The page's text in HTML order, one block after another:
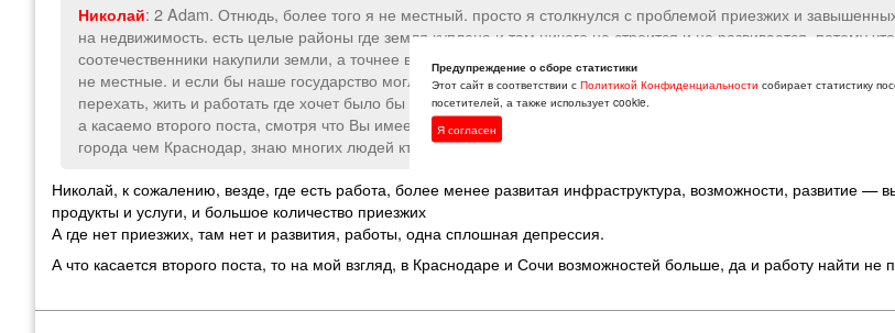
Николай: 2 Adam. Отнюдь, более того я не местный. просто я столкнулся с проблемой приезжих и
на недвижимость. есть целые районы где земля куплена и там ничего не строится и не развивается. потому
соотечественники накупили земли, а точнее вложили ден средства. Собственно говоря и все разводы и
не местные. и если бы наше государство могло бы регулировать договорные отношения таким образом чтобы
перехать, жить и работать где хочет было бы замечательно.
а касаемо второго поста, смотря что Вы имеете ввиду жить! так например тот же Новорос больше подходит под
города чем Краснодар, знаю многих людей кто перехал из Сочи в Краснодар
Николай, к сожалению, везде, где есть работа, более менее развитая инфраструктура, возможности, развитие —
продукты и услуги, и большое количество приезжих
А где нет приезжих, там нет и развития, работы, одна сплошная депрессия.
А что касается второго поста, то на мой взгляд, в Краснодаре и Сочи возможностей больше, да и работу найти не
Предупреждение о сборе статистики
Этот сайт в соответствии с Политикой Конфиденциальности собирает статистику
посетителей, а также использует cookie.
Я согласен